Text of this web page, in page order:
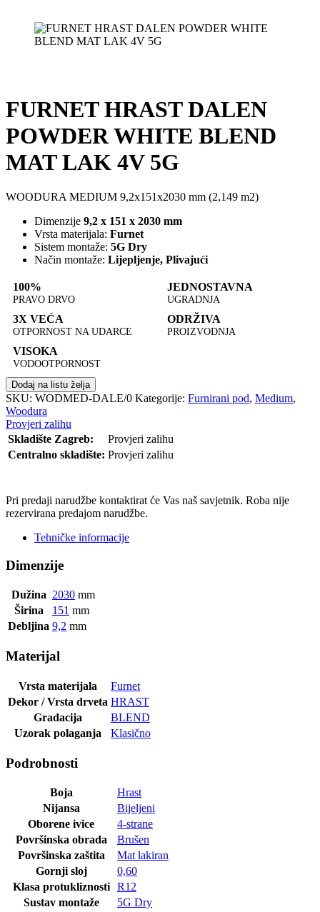
FURNET HRAST DALEN
POWDER WHITE BLEND
MAT LAK 4V 5G
WOODURA MEDIUM 9,2x151x2030 mm (2,149 m2)
Dimenzije 9,2 x 151 x 2030 mm
Vrsta materijala: Furnet
Sistem montaže: 5G Dry
Način montaže: Lijepljenje, Plivajući
100%
PRAVO DRVO
JEDNOSTAVNA
UGRADNJA
3X VEĆA
OTPORNOST NA UDARCE
ODRŽIVA
PROIZVODNJA
VISOKA
VODOOTPORNOST
Dodaj na listu želja
SKU: WODMED-DALE/0 Kategorije: Furnirani pod, Medium,
Woodura
Provjeri zalihu
Skladište Zagreb:
Provjeri zalihu
Centralno skladište: Provjeri zalihu
Pri predaji narudžbe kontaktirat će Vas naš savjetnik. Roba nije
rezervirana predajom narudžbe.
Tehničke informacije
Dimenzije
Dužina 2030 mm
Širina
151 mm
Debljina 9,2 mm
Materijal
Vrsta materijala
Furnet
Dekor / Vrsta drveta HRAST
Gradacija
BLEND
Uzorak polaganja
Klasično
Podrobnosti
Boja
Hrast
Nijansa
Bijeljeni
Oborene ivice
4-strane
Površinska obrada
Brušen
Površinska zaštita
Mat lakiran
Gornji sloj
0,60
Klasa protukliznosti
R12
Sustav montaže
5G Dry